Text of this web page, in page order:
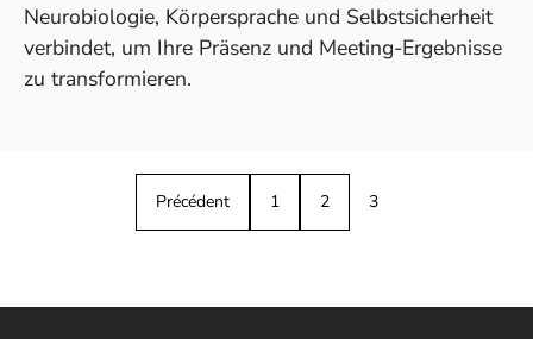
Neurobiologie, Körpersprache und Selbstsicherheit
verbindet, um Ihre Präsenz und Meeting-Ergebnisse
zu transformieren.
Précédent 1 2 3